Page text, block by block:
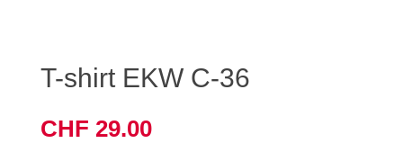
T-shirt EKW C-36
CHF 29.00